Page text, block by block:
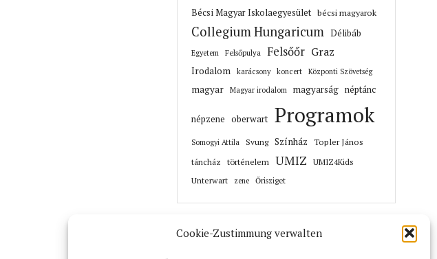
Cookie-Zustimmung verwalten
Bécsi Magyar Iskolaegyesület bécsi magyarok
Collegium Hungaricum Délibáb
Egyetem Felsőpulya Felsőőr Graz
Irodalom karácsony koncert Központi Szövetség
magyar Magyar irodalom magyarság néptánc
népzene oberwart Programok
Somogyi Attila Svung Színház Topler János
táncház történelem UMIZ
UMIZ4Kids
Unterwart
zene Őrisziget